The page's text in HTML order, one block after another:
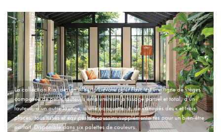
La collection Ria, design Alberto Lievore pour Fast, est une ligne de sièges
composée de petits fauteuils en aluminium à tissage partiel et total, d’un
fauteuil, d’un autre lounge, d’une banquette-lit, de canapés deux et trois
places, tous tissés et équipés de coussins supplémentaires pour un bien-être
parfait. Disponible dans six palettes de couleurs.